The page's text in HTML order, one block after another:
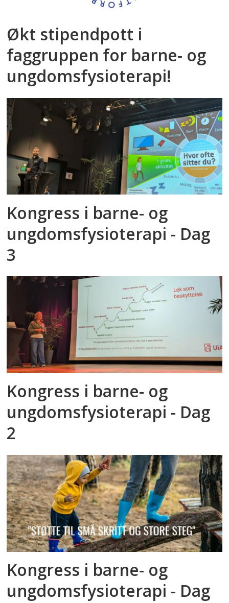
Økt stipendpott i
faggruppen for barne- og
ungdomsfysioterapi!
Kongress i barne- og
ungdomsfysioterapi - Dag
3
Kongress i barne- og
ungdomsfysioterapi - Dag
2
Kongress i barne- og
ungdomsfysioterapi - Dag